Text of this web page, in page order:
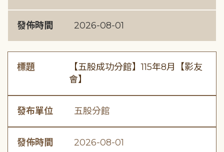
發佈時間 2026-08-01
標題
【五股成功分館】115年8月【影友
會】
發布單位 五股分館
發佈時間 2026-08-01